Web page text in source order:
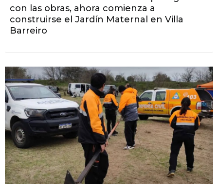
con las obras, ahora comienza a
construirse el Jardín Maternal en Villa
Barreiro